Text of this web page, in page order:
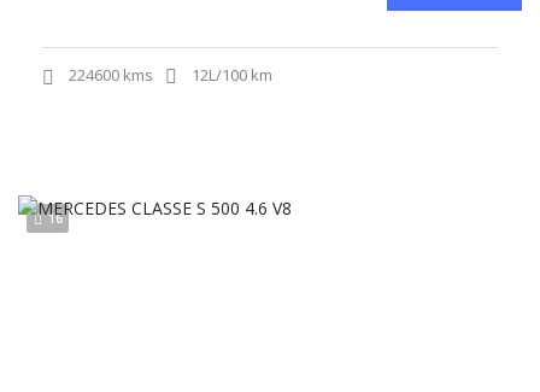
224600 kms 12L/100 km
16